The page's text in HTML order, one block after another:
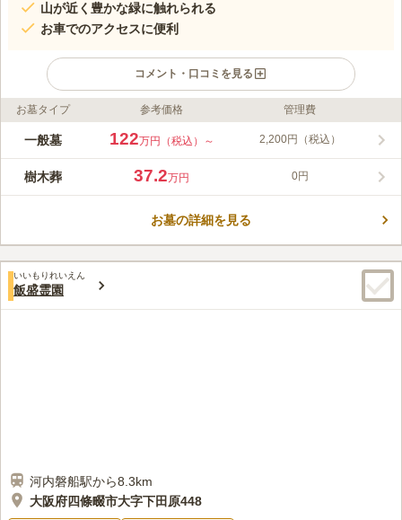
山が近く豊かな緑に触れられる
お車でのアクセスに便利
コメント・口コミを見る
ライフドット編集部のコメント
静かな場所で眠りにつきたい方におすすめの霊園です。 周囲に
い空気の中で、穏やかに故人との時間を過ごしたい方におすすめ
です。 周辺には買い物や食事ができる店舗もあり、お墓参りの
でお参りも可能です。
みんなの評価
3.6 口コミ3件
40代男性
御供え物はカラス、ネコ、アライグマ等が荒らすので持ち帰る様
にしている。近くに墓地関係の売店はないが、とくには困ったことは無
い。
お墓タイプ 参考価格 管理費
一般墓 122万円（税込）～ 2,200円（税込）
樹木葬 37.2万円 0円
お墓の詳細を見る
いいもりれいえん
飯盛霊園
河内磐船駅から8.3km
大阪府四條畷市大字下田原448